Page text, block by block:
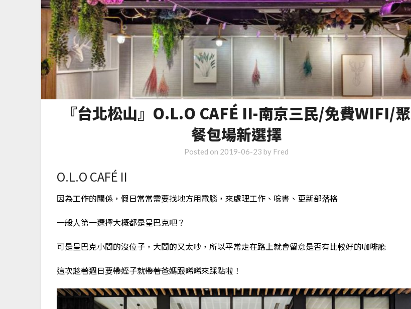
『台北松山』O.L.O CAFÉ II-南京三民/免費WIFI/聚
餐包場新選擇
Posted on 2019-06-23 by Fred
O.L.O CAFÉ II
因為工作的關係，假日常常需要找地方用電腦，來處理工作、唸書、更新部落格
一般人第一選擇大概都是星巴克吧？
可是星巴克小間的沒位子，大間的又太吵，所以平常走在路上就會留意是否有比較好的咖啡廳
這次趁著週日要帶姪子就帶著爸媽跟晞晞來踩點啦！